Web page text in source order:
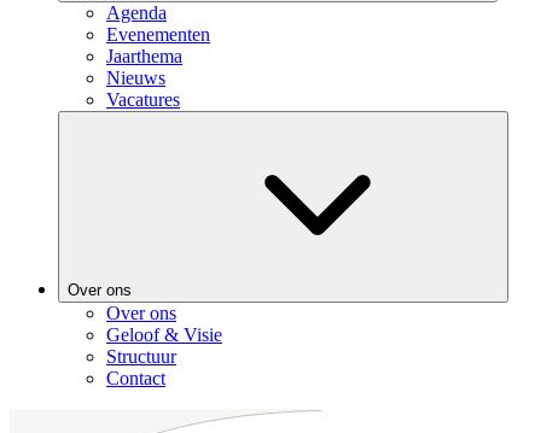
Agenda
Evenementen
Jaarthema
Nieuws
Vacatures
Over ons
Over ons
Geloof & Visie
Structuur
Contact